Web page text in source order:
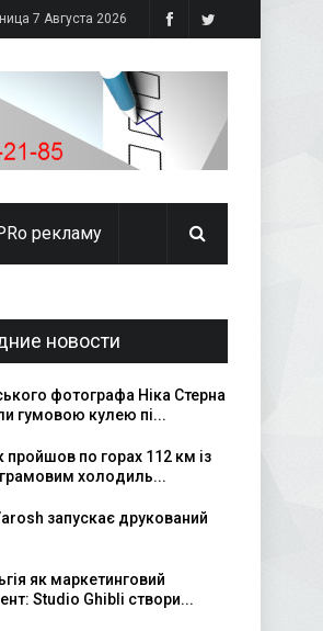
7 Августа 2026
рекламу
новости
фотографа Ніка Стерна
гумовою кулею пі...
пройшов по горах 112 км із
холодиль...
запускає друкований
як маркетинговий
Studio Ghibli створи...